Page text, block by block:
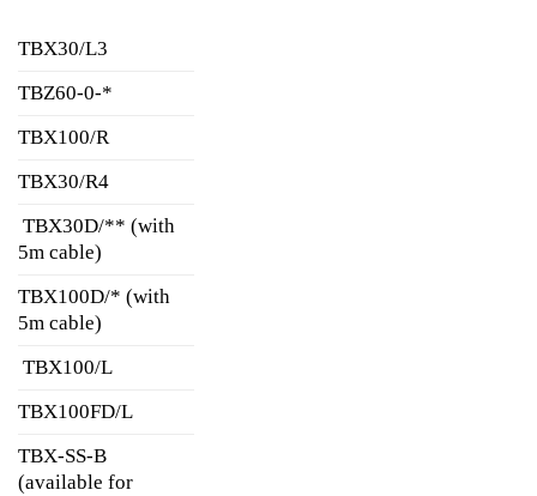
TBX30/L3
TBZ60-0-*
TBX100/R
TBX30/R4
TBX30D/** (with
5m cable)
TBX100D/* (with
5m cable)
TBX100/L
TBX100FD/L
TBX-SS-B
(available for